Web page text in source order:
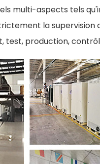
multi-aspects tels
la
production,